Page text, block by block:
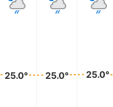
25.0° 25.0° 25.0°